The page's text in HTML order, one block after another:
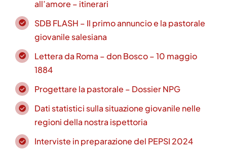
all’amore – itinerari
SDB FLASH – Il primo annuncio e la pastorale
giovanile salesiana
Lettera da Roma – don Bosco – 10 maggio
1884
Progettare la pastorale – Dossier NPG
Dati statistici sulla situazione giovanile nelle
regioni della nostra ispettoria
Interviste in preparazione del PEPSI 2024